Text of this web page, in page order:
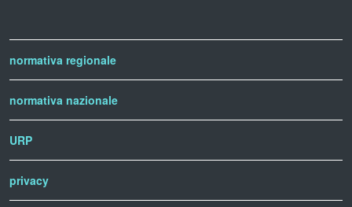
normativa regionale
normativa nazionale
URP
privacy